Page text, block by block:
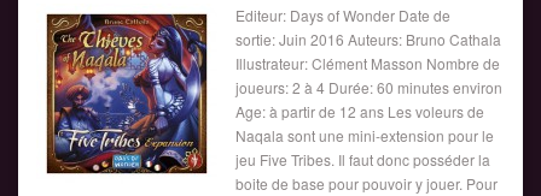
Editeur: Days of Wonder Date de
sortie: Juin 2016 Auteurs: Bruno Cathala
Illustrateur: Clément Masson Nombre de
joueurs: 2 à 4 Durée: 60 minutes environ
Age: à partir de 12 ans Les voleurs de
Naqala sont une mini-extension pour le
jeu Five Tribes. Il faut donc posséder la
boite de base pour pouvoir y jouer. Pour